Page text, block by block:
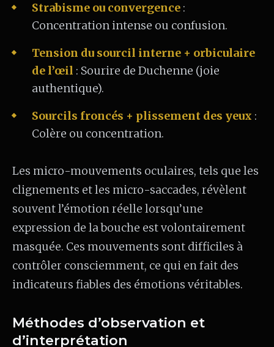
Strabisme ou convergence :
Concentration intense ou confusion.
Tension du sourcil interne + orbiculaire
de l’œil : Sourire de Duchenne (joie
authentique).
Sourcils froncés + plissement des yeux :
Colère ou concentration.
Les micro-mouvements oculaires, tels que les
clignements et les micro-saccades, révèlent
souvent l’émotion réelle lorsqu’une
expression de la bouche est volontairement
masquée. Ces mouvements sont difficiles à
contrôler consciemment, ce qui en fait des
indicateurs fiables des émotions véritables.
Méthodes d’observation et
d’interprétation